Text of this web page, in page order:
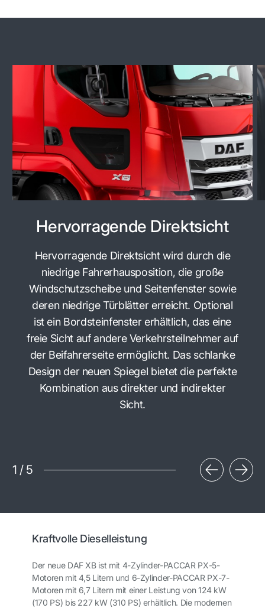
Hervorragende Direktsicht
Hervorragende Direktsicht wird durch die
niedrige Fahrerhausposition, die große
Windschutzscheibe und Seitenfenster sowie
deren niedrige Türblätter erreicht. Optional
ist ein Bordsteinfenster erhältlich, das eine
freie Sicht auf andere Verkehrsteilnehmer auf
der Beifahrerseite ermöglicht. Das schlanke
Design der neuen Spiegel bietet die perfekte
Kombination aus direkter und indirekter
Sicht.
1 / 5
Kraftvolle Dieselleistung
Der neue DAF XB ist mit 4-Zylinder-PACCAR PX-5-
Motoren mit 4,5 Litern und 6-Zylinder-PACCAR PX-7-
Motoren mit 6,7 Litern mit einer Leistung von 124 kW
(170 PS) bis 227 kW (310 PS) erhältlich. Die modernen